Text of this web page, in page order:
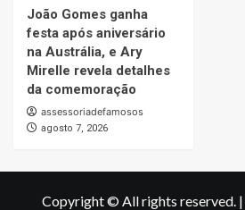
João Gomes ganha
festa após aniversário
na Austrália, e Ary
Mirelle revela detalhes
da comemoração
assessoriadefamosos
agosto 7, 2026
Copyright © All rights reserved. |